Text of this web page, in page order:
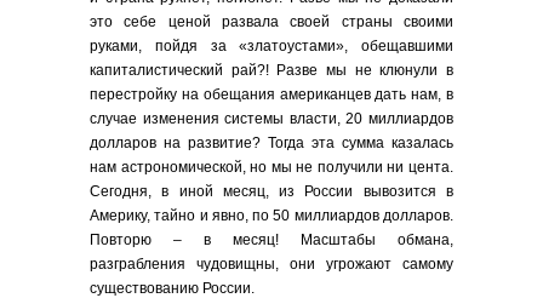
это себе ценой развала своей страны своими
руками, пойдя за «златоустами», обещавшими
капиталистический рай?! Разве мы не клюнули в
перестройку на обещания американцев дать нам, в
случае изменения системы власти, 20 миллиардов
долларов на развитие? Тогда эта сумма казалась
нам астрономической, но мы не получили ни цента.
Сегодня, в иной месяц, из России вывозится в
Америку, тайно и явно, по 50 миллиардов долларов.
Повторю – в месяц! Масштабы обмана,
разграбления чудовищны, они угрожают самому
существованию России.